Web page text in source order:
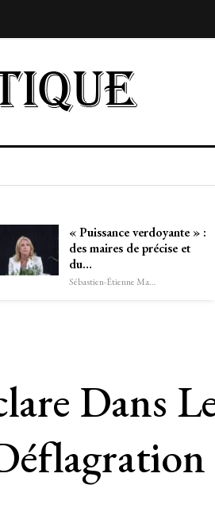
« Puissance verdoyante » :
des maires de précise et
du…
Sébastien-Étienne Marechal
Dans